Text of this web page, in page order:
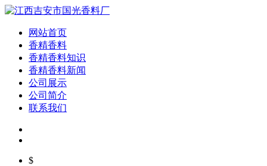
网站首页
香精香料
香精香料知识
香精香料新闻
公司展示
公司简介
联系我们
$